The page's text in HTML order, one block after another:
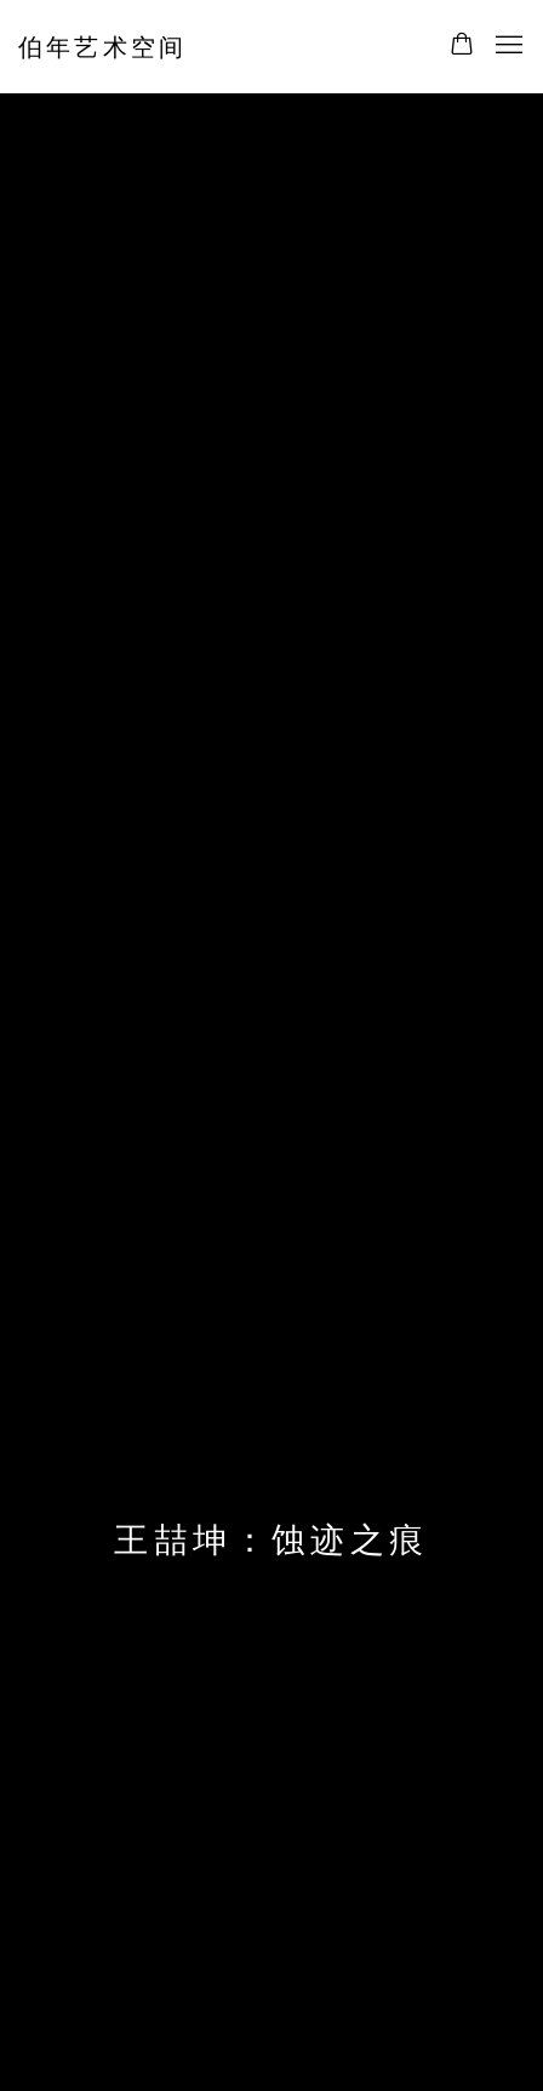
伯年艺术空间
王喆坤‍：蚀迹之痕